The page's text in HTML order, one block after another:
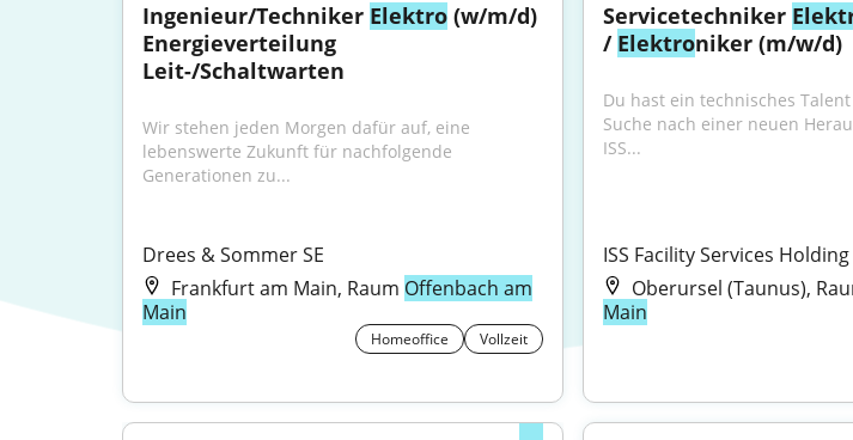
Ingenieur/Techniker Elektro (w/m/d)
Energieverteilung
Leit-/Schaltwarten
Wir stehen jeden Morgen dafür auf, eine
lebenswerte Zukunft für nachfolgende
Generationen zu...
Drees & Sommer SE
Frankfurt am Main, Raum Offenbach am
Main
Homeoffice Vollzeit
Servicetechniker
/ Elektroniker (m/w/d)
Du hast ein technisches
Suche nach einer neuen
ISS...
ISS Facility Services
Oberursel (Taunus),
Main